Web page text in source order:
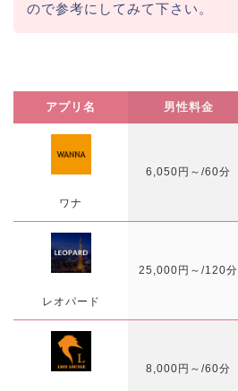
ので参考にしてみて下さい。
アプリ名 男性料金
ワナ
6,050円～/60分
レオパード
25,000円～/120分
8,000円～/60分